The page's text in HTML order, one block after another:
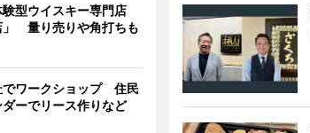
型ウイスキー専門店
」 量り売りや角打ちも
でワークショップ 住民
ーでリース作りなど